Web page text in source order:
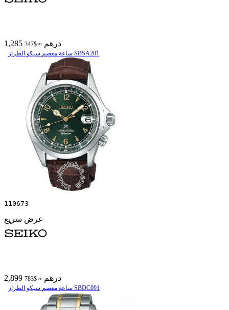
1,285 درهم ≈ $347
ساعة معصم سیکو الطراز SBSA201
110673
عرض سريع
2,899 درهم ≈ $783
ساعة معصم سیکو الطراز SBDC091